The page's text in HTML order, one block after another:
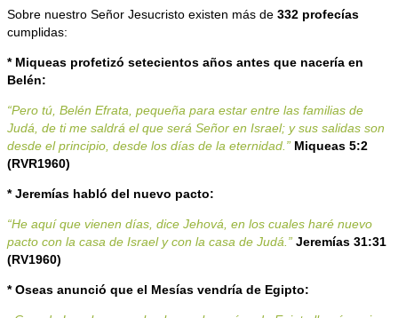
Sobre nuestro Señor Jesucristo existen más de 332 profecías
cumplidas:
* Miqueas profetizó setecientos años antes que nacería en
Belén:
“Pero tú, Belén Efrata, pequeña para estar entre las familias de
Judá, de ti me saldrá el que será Señor en Israel; y sus salidas son
desde el principio, desde los días de la eternidad.” Miqueas 5:2
(RVR1960)
* Jeremías habló del nuevo pacto:
“He aquí que vienen días, dice Jehová, en los cuales haré nuevo
pacto con la casa de Israel y con la casa de Judá.” Jeremías 31:31
(RV1960)
* Oseas anunció que el Mesías vendría de Egipto: